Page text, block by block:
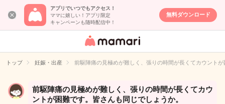
アプリでいつでもアクセス！
ママに嬉しい！アプリ限定
キャンペーンも随時配信中！
無料ダウンロード
女性専用匿名QA
イト
トップ 妊娠・出産 前駆陣痛の見極めが難しく、張りの時間が長くてカウント
前駆陣痛の見極めが難しく、張りの時間が長くてカウ
ントが困難です。皆さんも同じでしょうか。